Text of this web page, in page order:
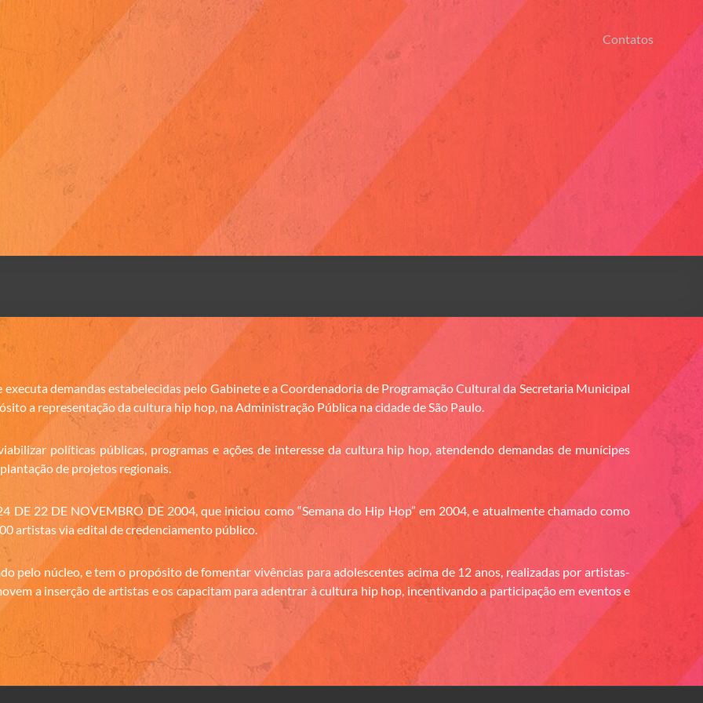
Contatos
demandas estabelecidas pelo Gabinete e a Coordenadoria de Programação Cultural da Secretaria Municipal
a representação da cultura hip hop, na Administração Pública na cidade de São Paulo.
políticas públicas, programas e ações de interesse da cultura hip hop, atendendo demandas de munícipes
de projetos regionais.
DE 22 DE NOVEMBRO DE 2004, que iniciou como “Semana do Hip Hop” em 2004, e atualmente chamado como
artistas via edital de credenciamento público.
pelo núcleo, e tem o propósito de fomentar vivências para adolescentes acima de 12 anos, realizadas por artistas-
a inserção de artistas e os capacitam para adentrar à cultura hip hop, incentivando a participação em eventos e